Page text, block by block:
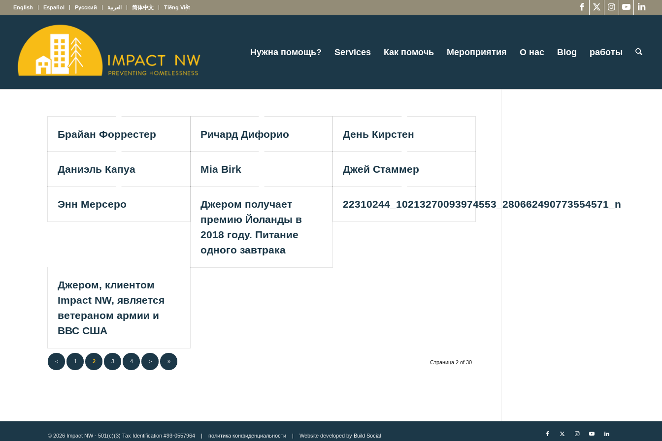
English Español Русский العربية 简体中文 Tiếng Việt
Нужна помощь? Services Как помочь Мероприятия О нас Blog работы
Брайан Форрестер Ричард Дифорио День Кирстен
Даниэль Капуа Mia Birk Джей Стаммер
Энн Мерсеро
Джером получает
премию Йоланды в
2018 году. Питание
одного завтрака
22310244_10213270093974553_280662490773554571_n
Джером, клиентом
Impact NW, является
ветераном армии и
ВВС США
Страница 2 of 30
< 1 2 3 4 > »
© 2026 Impact NW - 501(c)(3) Tax Identification #93-0557964 |политика конфиденциальности | Website developed by Build Social